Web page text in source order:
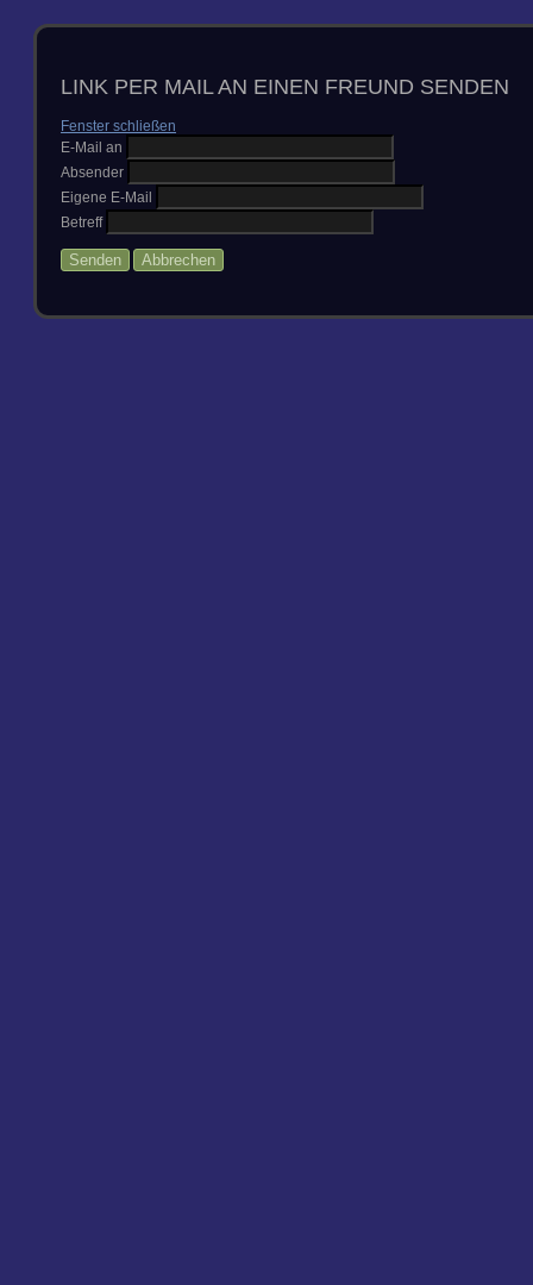
LINK PER MAIL AN EINEN FREUND SENDEN
Fenster schließen
E-Mail an
Absender
Eigene E-Mail
Betreff
Senden Abbrechen